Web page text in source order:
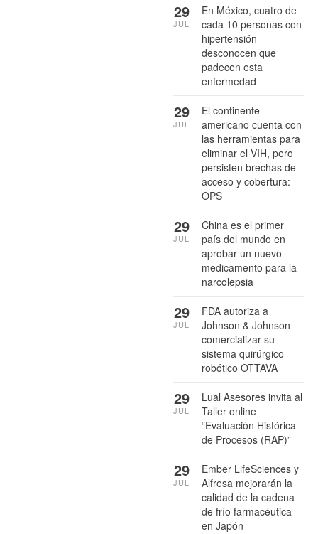
En México, cuatro de
cada 10 personas con
hipertensión
desconocen que
padecen esta
enfermedad
29
JUL
El continente
americano cuenta con
las herramientas para
eliminar el VIH, pero
persisten brechas de
acceso y cobertura:
OPS
29
JUL
China es el primer
país del mundo en
aprobar un nuevo
medicamento para la
narcolepsia
29
JUL
FDA autoriza a
Johnson & Johnson
comercializar su
sistema quirúrgico
robótico OTTAVA
29
JUL
Lual Asesores invita al
Taller online
“Evaluación Histórica
de Procesos (RAP)”
29
JUL
Ember LifeSciences y
Alfresa mejorarán la
calidad de la cadena
de frío farmacéutica
en Japón
29
JUL